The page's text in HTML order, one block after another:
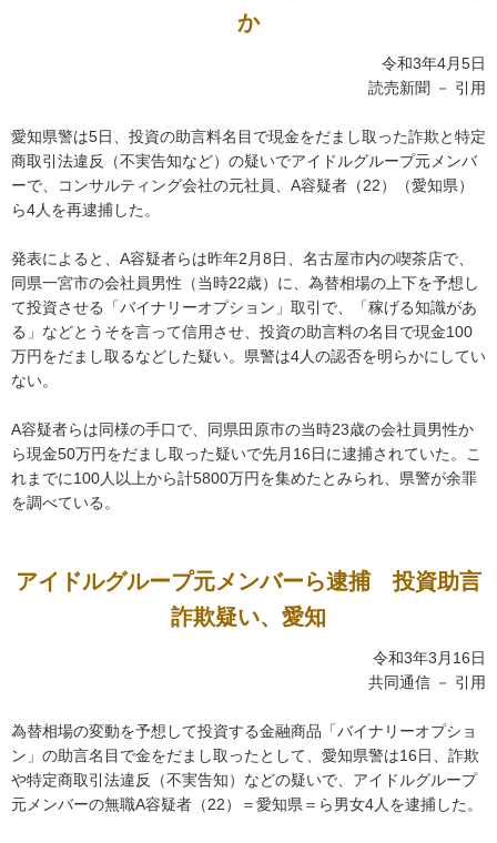
か
令和3年4月5日
読売新聞 － 引用
愛知県警は5日、投資の助言料名目で現金をだまし取った詐欺と特定
商取引法違反（不実告知など）の疑いでアイドルグループ元メンバ
ーで、コンサルティング会社の元社員、A容疑者（22）（愛知県）
ら4人を再逮捕した。
発表によると、A容疑者らは昨年2月8日、名古屋市内の喫茶店で、
同県一宮市の会社員男性（当時22歳）に、為替相場の上下を予想し
て投資させる「バイナリーオプション」取引で、「稼げる知識があ
る」などとうそを言って信用させ、投資の助言料の名目で現金100
万円をだまし取るなどした疑い。県警は4人の認否を明らかにしてい
ない。
A容疑者らは同様の手口で、同県田原市の当時23歳の会社員男性か
ら現金50万円をだまし取った疑いで先月16日に逮捕されていた。こ
れまでに100人以上から計5800万円を集めたとみられ、県警が余罪
を調べている。
アイドルグループ元メンバーら逮捕 投資助言
詐欺疑い、愛知
令和3年3月16日
共同通信 － 引用
為替相場の変動を予想して投資する金融商品「バイナリーオプショ
ン」の助言名目で金をだまし取ったとして、愛知県警は16日、詐欺
や特定商取引法違反（不実告知）などの疑いで、アイドルグループ
元メンバーの無職A容疑者（22）＝愛知県＝ら男女4人を逮捕した。